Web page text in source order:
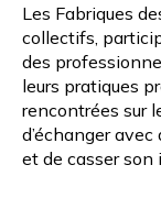
Les Fabriques
collectifs,
des
leurs pratiques
rencontrées sur
d’échanger
et de casser son